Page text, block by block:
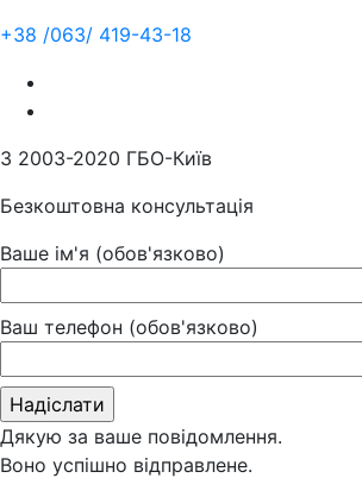
+38 /063/ 419-43-18
З 2003-2020 ГБО-Київ
Безкоштовна консультація
Ваше ім'я (обов'язково)
Ваш телефон (обов'язково)
Дякую за ваше повідомлення.
Воно успішно відправлене.